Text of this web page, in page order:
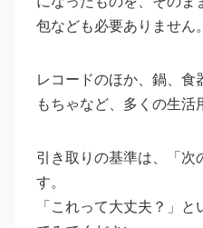
包なども必要ありません。
レコードのほか、鍋、食
もちゃなど、多くの生活
引き取りの基準は、「次
す。
「これって大丈夫？」